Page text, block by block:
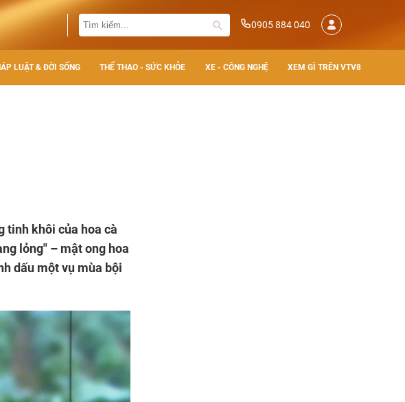
0905 884 040
LUẬT & ĐỜI SỐNG THỂ THAO - SỨC KHỎE XE - CÔNG NGHỆ XEM GÌ TRÊN VTV8
tinh khôi của hoa cà
lỏng" – mật ong hoa
dấu một vụ mùa bội